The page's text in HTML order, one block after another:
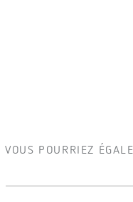
VOUS POURRIEZ